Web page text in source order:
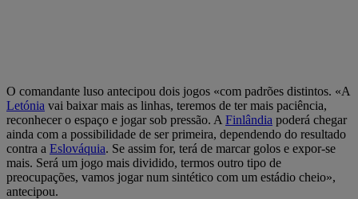
O comandante luso antecipou dois jogos «com padrões distintos. «A
Letónia vai baixar mais as linhas, teremos de ter mais paciência,
reconhecer o espaço e jogar sob pressão. A Finlândia poderá chegar
ainda com a possibilidade de ser primeira, dependendo do resultado
contra a Eslováquia. Se assim for, terá de marcar golos e expor-se
mais. Será um jogo mais dividido, termos outro tipo de
preocupações, vamos jogar num sintético com um estádio cheio»,
antecipou.